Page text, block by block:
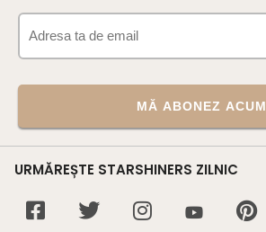
MĂ ABONEZ ACUM
URMĂREȘTE STARSHINERS ZILNIC